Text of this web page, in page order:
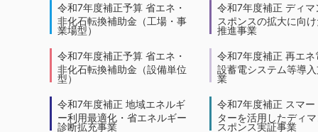
令和7年度補正予算 省エネ・
非化石転換補助金（工場・事
業場型）
令和7年度補正予算 省エネ・
非化石転換補助金（設備単位
型）
令和7年度補正 地域エネルギ
ー利用最適化・省エネルギー
診断拡充事業
令和7年度補正 ディマ
スポンスの拡大に向
推進事業
令和7年度補正 再エネ
設蓄電システム等導
業
令和7年度補正 スマー
ターを活用したディ
スポンス実証事業